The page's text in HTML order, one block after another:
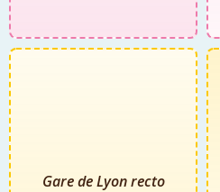
Gare de Lyon recto